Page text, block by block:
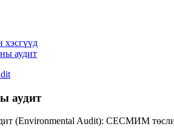
хэсгүүд
аудит
аудит
(Environmental Audit): СЕСМИМ